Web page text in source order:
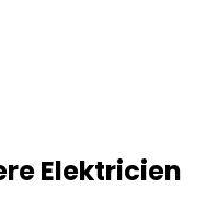
Elektricien